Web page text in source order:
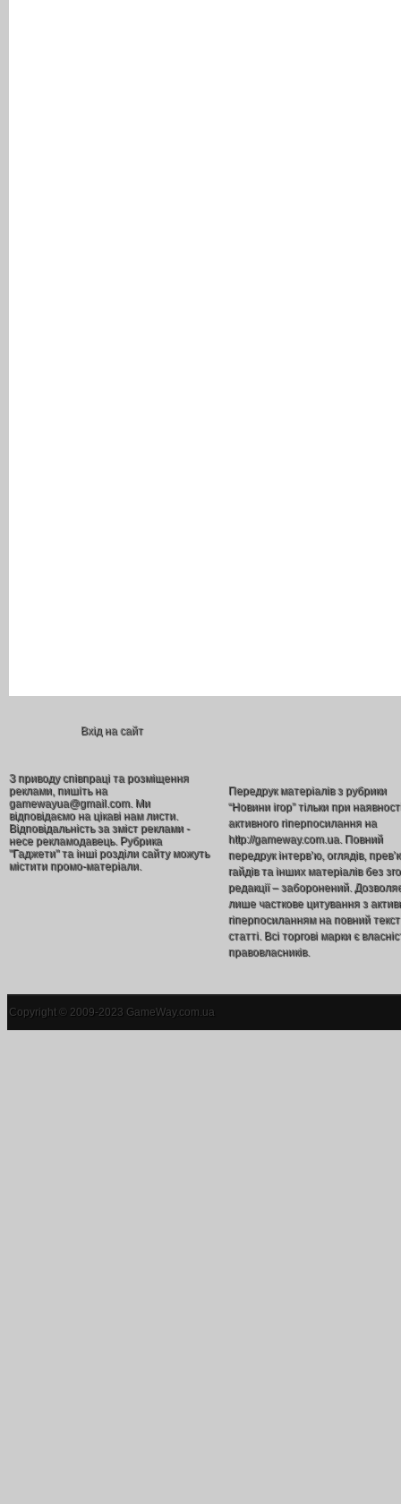
Вхід на сайт
З приводу співпраці та розміщення
реклами, пишіть на
gamewayua@gmail.com. Ми
відповідаємо на цікаві нам листи.
Відповідальність за зміст реклами -
несе рекламодавець. Рубрика
"Гаджети" та інші розділи сайту можуть
містити промо-матеріали.
Передрук матеріалів з рубрики
“Новини ігор” тільки при
активного гіперпосилання на
http://gameway.com.ua. Повний
передрук інтерв’ю, оглядів,
гайдів та інших матеріалів без
редакції – заборонений.
лише часткове цитування з
гіперпосиланням на повний текст
статті. Всі торгові марки є
правовласників.
Copyright © 2009-2023 GameWay.com.ua